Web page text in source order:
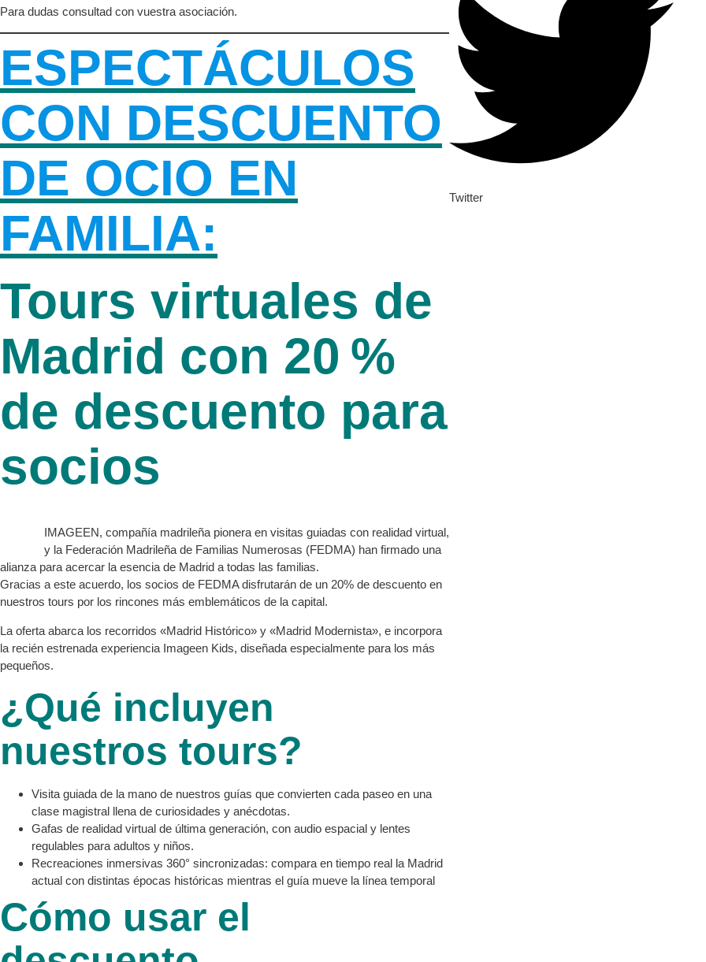
Para dudas consultad con vuestra asociación.
ESPECTÁCULOS
CON DESCUENTO
DE OCIO EN
FAMILIA:
Tours virtuales de
Madrid con 20 %
de descuento para
socios
IMAGEEN, compañía madrileña pionera en visitas guiadas con realidad virtual,
y la Federación Madrileña de Familias Numerosas (FEDMA) han firmado una
alianza para acercar la esencia de Madrid a todas las familias.
Gracias a este acuerdo, los socios de FEDMA disfrutarán de un 20% de descuento en
nuestros tours por los rincones más emblemáticos de la capital.
La oferta abarca los recorridos «Madrid Histórico» y «Madrid Modernista», e incorpora
la recién estrenada experiencia Imageen Kids, diseñada especialmente para los más
pequeños.
¿Qué incluyen
nuestros tours?
Visita guiada de la mano de nuestros guías que convierten cada paseo en una
clase magistral llena de curiosidades y anécdotas.
Gafas de realidad virtual de última generación, con audio espacial y lentes
regulables para adultos y niños.
Recreaciones inmersivas 360° sincronizadas: compara en tiempo real la Madrid
actual con distintas épocas históricas mientras el guía mueve la línea temporal
Cómo usar el
Twitter